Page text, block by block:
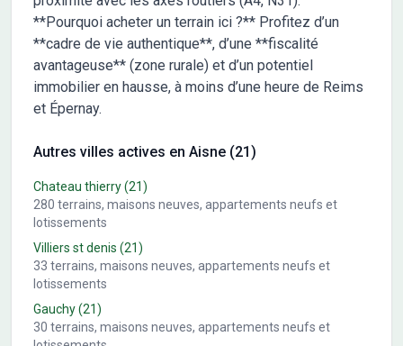
**Pourquoi acheter un terrain ici ?** Profitez d’un
**cadre de vie authentique**, d’une **fiscalité
avantageuse** (zone rurale) et d’un potentiel
immobilier en hausse, à moins d’une heure de Reims
et Épernay.
Autres villes actives en Aisne (21)
Chateau thierry(21)
280 terrains, maisons neuves, appartements neufs et
lotissements
Villiers st denis (21)
33 terrains, maisons neuves, appartements neufs et
lotissements
Gauchy(21)
30 terrains, maisons neuves, appartements neufs et